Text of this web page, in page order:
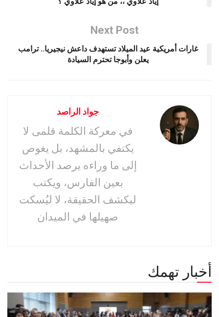
Next Post
غارات أمريكية عيد الميلاد تستهدف داعش نيجيريا.. ترامب
يعلن وأبوجا تحترم السيادة
جواد الراصد
في معركة الكلمة قلمى لا
يكتفي بالمشهد، بل يغوص
إلى ما وراءه يرصد الأحداث
بعين الفارس، ويكتب
ليكشف الحقيقة، لا ليُسكت
صهيلها في الميدان
أخبار تهمك